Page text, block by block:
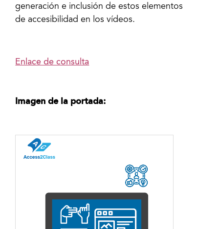
generación e inclusión de estos elementos
de accesibilidad en los vídeos.
Enlace de consulta
Imagen de la portada: